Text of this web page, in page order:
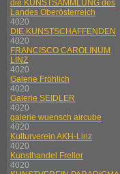
die KUNSTSAMMLUNG des
Landes Oberösterreich
4020
DIE KUNSTSCHAFFENDEN
4020
FRANCISCO CAROLINUM
LINZ
4020
Galerie Fröhlich
4020
Galerie SEIDLER
4020
galerie wuensch aircube
4020
Kulturverein AKH-Linz
4020
Kunsthandel Freller
4020